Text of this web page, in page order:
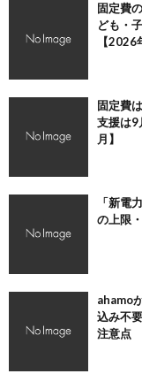
固定費
ども・
【2026
固定費
支援は9
月】
「新電
の上限
ahamo
込み不
注意点